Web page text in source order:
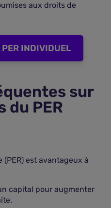
aux droits de
PER INDIVIDUEL
sur
du PER
est avantageux à
capital pour augmenter